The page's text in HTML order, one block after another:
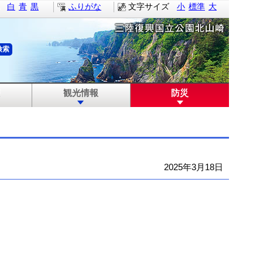
文字サイズ 小 標準 大
白 青 黒 ふりがな
観光情報 防災
2025年3月18日